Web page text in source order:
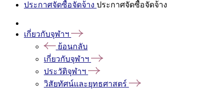
ประกาศจัดซื้อจัดจ้าง ประกาศจัดซื้อจัดจ้าง
เกี่ยวกับจุฬาฯ
ย้อนกลับ
เกี่ยวกับจุฬาฯ
ประวัติจุฬาฯ
วิสัยทัศน์และยุทธศาสตร์